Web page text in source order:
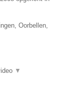
Oorbellen,
▼